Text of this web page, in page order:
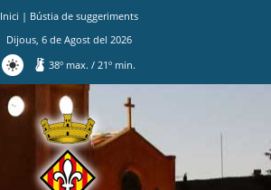
Inici | Bústia de suggeriments
Dijous, 6de Agostdel 2026
38º max./ 21º min.